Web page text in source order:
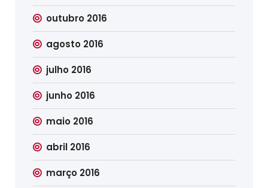
outubro 2016
agosto 2016
julho 2016
junho 2016
maio 2016
abril 2016
março 2016